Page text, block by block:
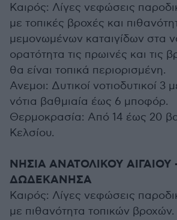
Καιρός: Λίγες νεφώσεις
με τοπικές βροχές και
μεμονωμένων καταιγίδων στα
ορατότητα τις πρωινές και τις
θα είναι τοπικά περιορισμένη.
Ανεμοι: Δυτικοί νοτιοδυτικοί 3
νότια βαθμιαία έως 6 μποφόρ.
Θερμοκρασία: Από 14 έως 20
Κελσίου.
ΝΗΣΙΑ ΑΝΑΤΟΛΙΚΟΥ ΑΙΓΑΙΟΥ
ΔΩΔΕΚΑΝΗΣΑ
Καιρός: Λίγες νεφώσεις
με πιθανότητα τοπικών